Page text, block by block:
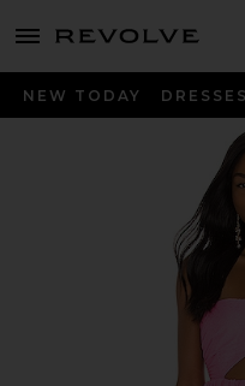
menu - shows more content
NEW TODAY DRESSES